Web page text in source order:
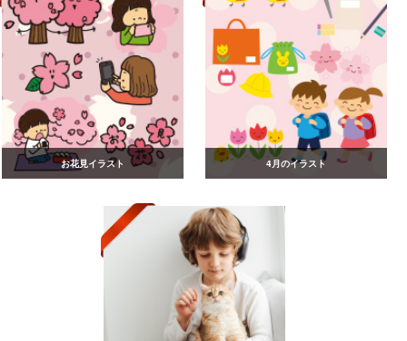
お花見イラスト 4月のイラスト